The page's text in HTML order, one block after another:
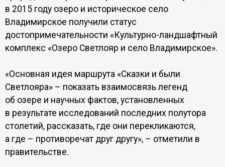
в 2015 году озеро и историческое село
Владимирское получили статус
достопримечательности «Культурно-ландшафтный
комплекс «Озеро Светлояр и село Владимирское».
«Основная идея маршрута «Сказки и были
Светлояра» – показать взаимосвязь легенд
об озере и научных фактов, установленных
в результате исследований последних полутора
столетий, рассказать, где они перекликаются,
а где – противоречат друг другу», – отметили в
правительстве.